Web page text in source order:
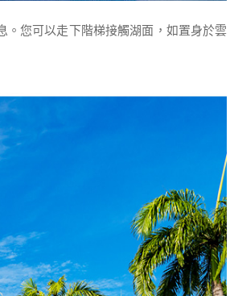
。您可以走下階梯接觸湖面，如置身於雲